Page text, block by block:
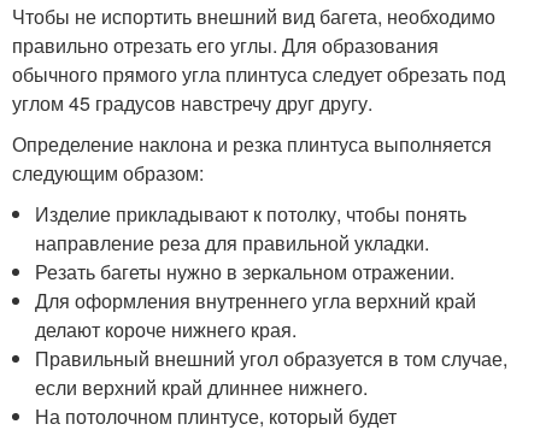
Чтобы не испортить внешний вид багета, необходимо
правильно отрезать его углы. Для образования
обычного прямого угла плинтуса следует обрезать под
углом 45 градусов навстречу друг другу.
Определение наклона и резка плинтуса выполняется
следующим образом:
Изделие прикладывают к потолку, чтобы понять
направление реза для правильной укладки.
Резать багеты нужно в зеркальном отражении.
Для оформления внутреннего угла верхний край
делают короче нижнего края.
Правильный внешний угол образуется в том случае,
если верхний край длиннее нижнего.
На потолочном плинтусе, который будет